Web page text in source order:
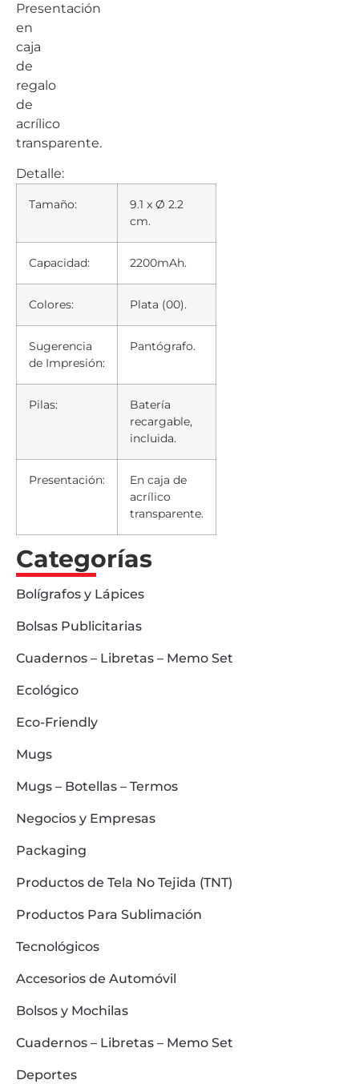
Presentación
en
caja
de
regalo
de
acrílico
transparente.
Detalle:
Tamaño:
9.1 x Ø 2.2
cm.
Capacidad: 2200mAh.
Colores: Plata (00).
Sugerencia
de Impresión:
Pantógrafo.
Pilas:
Batería
recargable,
incluida.
Presentación:
En caja de
acrílico
transparente.
Categorías
Bolígrafos y Lápices
Bolsas Publicitarias
Cuadernos – Libretas – Memo Set
Ecológico
Eco-Friendly
Mugs
Mugs – Botellas – Termos
Negocios y Empresas
Packaging
Productos de Tela No Tejida (TNT)
Productos Para Sublimación
Tecnológicos
Accesorios de Automóvil
Bolsos y Mochilas
Cuadernos – Libretas – Memo Set
Deportes